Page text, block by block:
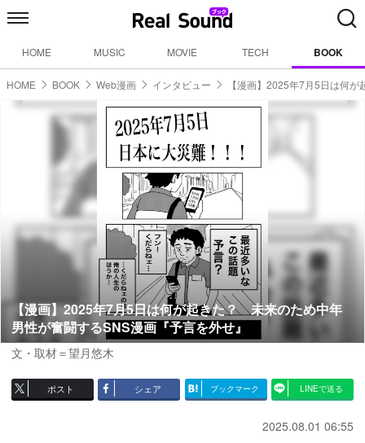
HOME MUSIC MOVIE TECH BOOK
HOME BOOK Web漫画 インタビュー 【漫画】2025年7月5日は何が
【漫画】2025年7月5日は何が起きた？ 未来のため中年
男性が奮闘するSNS漫画『予言を外せ』
文・取材＝望月悠木
ポスト シェア ブックマーク LINEで送る
2025.08.01 06:55